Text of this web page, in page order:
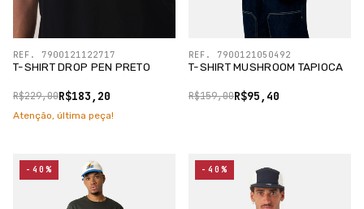
T-SHIRT DROP PEN PRETO
R$183,20
R$229,00
REF. 7900121122717
Atenção, última peça!
T-SHIRT MUSHROOM TAPIOCA
R$95,40
R$159,00
REF. 7900121050492
-40% -40%